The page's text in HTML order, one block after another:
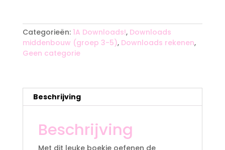
t
e
r
v
Categorieën: 1A Downloads!, Downloads
middenbouw (groep 3-5), Downloads rekenen,
Geen categorie
Beschrijving
Beschrijving